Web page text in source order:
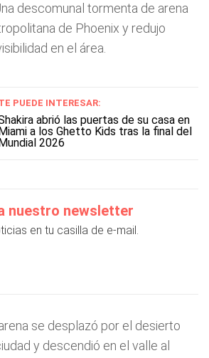
descomunal tormenta de arena
de Phoenix y redujo
en el área.
PUEDE INTERESAR:
abrió las puertas de su casa en
a los Ghetto Kids tras la final del
2026
nuestro newsletter
en tu casilla de e-mail.
se desplazó por el desierto
y descendió en el valle al